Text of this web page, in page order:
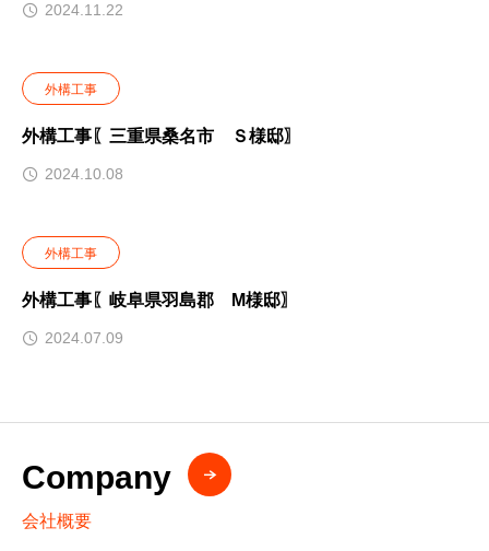
2024.11.22
外構工事
外構工事〖三重県桑名市 Ｓ様邸〗
2024.10.08
外構工事
外構工事〖岐阜県羽島郡 M様邸〗
2024.07.09
Company
会社概要